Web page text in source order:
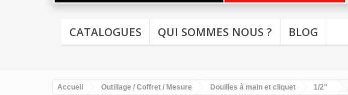
CATALOGUES QUI SOMMES NOUS ? BLOG
Accueil Outillage / Coffret / Mesure Douilles à main et cliquet 1/2"